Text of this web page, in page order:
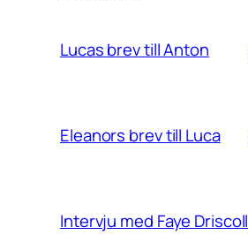
Lucas brev till Anton
Eleanors brev till Luca
Intervju med Faye Driscoll